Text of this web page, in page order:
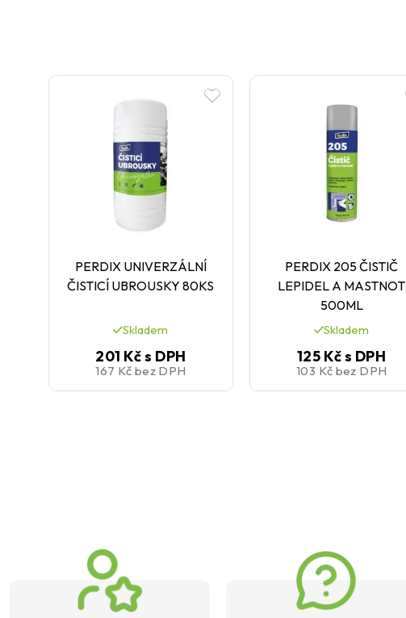
PERDIX UNIVERZÁLNÍ
ČISTICÍ UBROUSKY 80KS
Skladem
201 Kčs DPH
167 Kč bez DPH
PERDIX 205 ČISTIČ
LEPIDEL A MASTNOT
500ML
Skladem
125 Kčs DPH
103 Kč bez DPH